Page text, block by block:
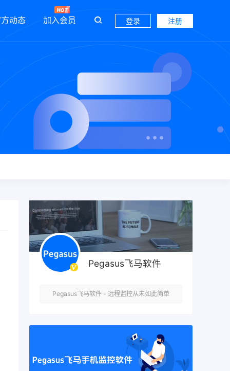
动态 加入会员 登录 注册
Pegasus飞马软件
Pegasus飞马软件 - 远程监控从未如此简单